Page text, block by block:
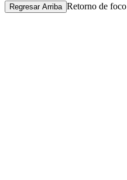
Regresar Arriba Retorno de foco